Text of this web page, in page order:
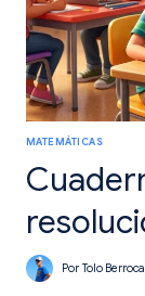
MATEMÁTICAS
Por Tolo Berrocal